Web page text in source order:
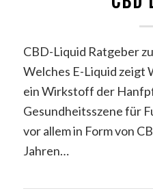
CBD-Liquid Ratgeber
Welches E-Liquid zeigt
ein Wirkstoff der
Gesundheitsszene für
vor allem in Form von
Jahren…